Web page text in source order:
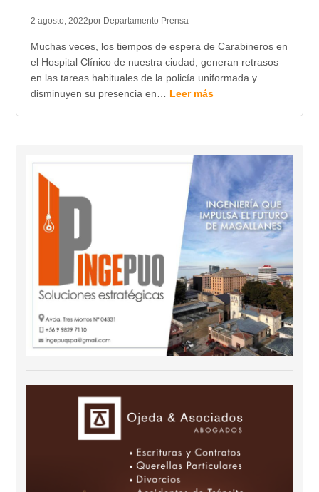
2 agosto, 2022por Departamento Prensa
Muchas veces, los tiempos de espera de Carabineros en
el Hospital Clínico de nuestra ciudad, generan retrasos
en las tareas habituales de la policía uniformada y
disminuyen su presencia en… Leer más